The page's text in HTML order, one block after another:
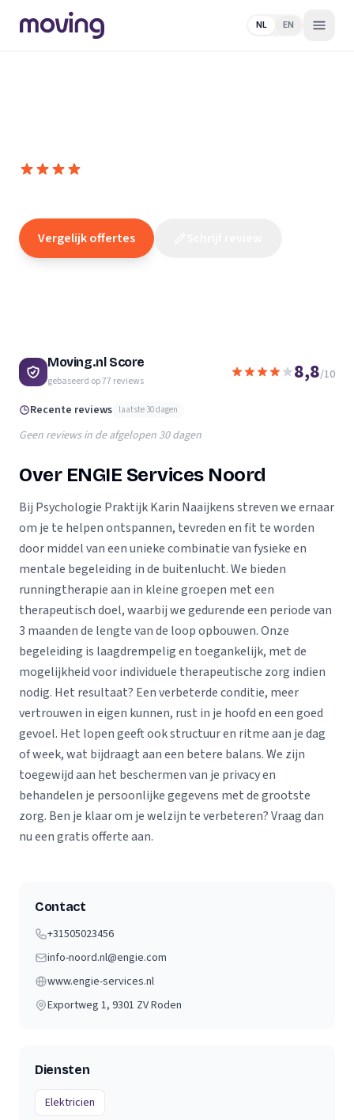
NL EN
Vergelijk offertes
Moving.nl Score
gebaseerd op77reviews 8,8/10
Recente reviews laatste 30 dagen
Geen reviews in de afgelopen 30 dagen
Over ENGIE Services Noord
Bij Psychologie Praktijk Karin Naaijkens streven we ernaar
om je te helpen ontspannen, tevreden en fit te worden
door middel van een unieke combinatie van fysieke en
mentale begeleiding in de buitenlucht. We bieden
runningtherapie aan in kleine groepen met een
therapeutisch doel, waarbij we gedurende een periode van
3 maanden de lengte van de loop opbouwen. Onze
begeleiding is laagdrempelig en toegankelijk, met de
mogelijkheid voor individuele therapeutische zorg indien
nodig. Het resultaat? Een verbeterde conditie, meer
vertrouwen in eigen kunnen, rust in je hoofd en een goed
gevoel. Het lopen geeft ook structuur en ritme aan je dag
of week, wat bijdraagt aan een betere balans. We zijn
toegewijd aan het beschermen van je privacy en
behandelen je persoonlijke gegevens met de grootste
zorg. Ben je klaar om je welzijn te verbeteren? Vraag dan
nu een gratis offerte aan.
Contact
+31505023456
info-noord.nl@engie.com
www.engie-services.nl
Exportweg 1, 9301 ZVRoden
Diensten
Elektricien